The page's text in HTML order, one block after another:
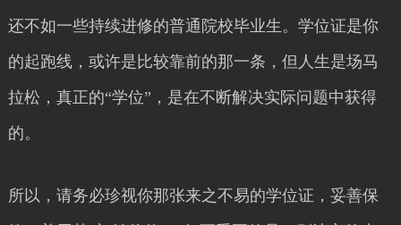
还不如一些持续进修的普通院校毕业生。学位证是你
的起跑线，或许是比较靠前的那一条，但人生是场马
拉松，真正的“学位”，是在不断解决实际问题中获得
的。
所以，请务必珍视你那张来之不易的学位证，妥善保